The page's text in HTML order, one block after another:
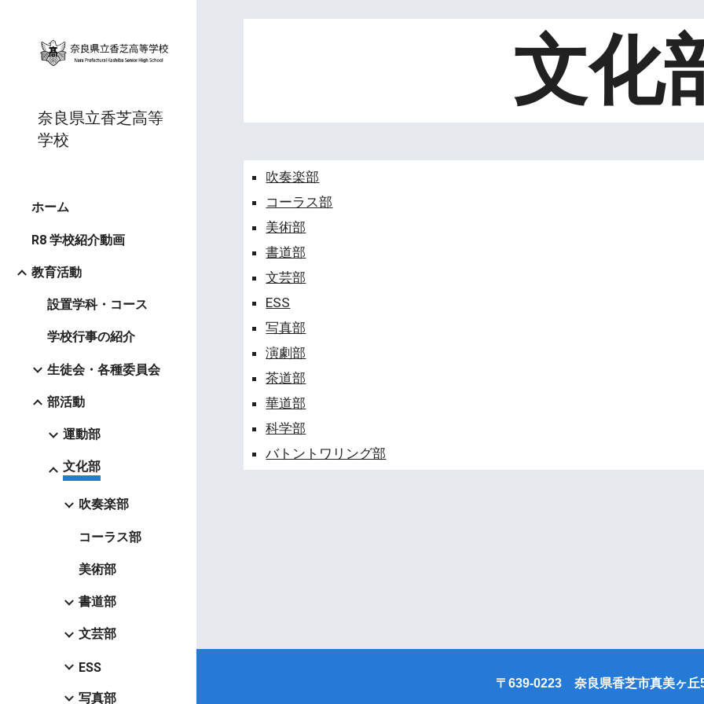
Skip to
奈良県立香芝高等
学校
ホーム
R8 学校紹介動画
教育活動
設置学科・コース
学校行事の紹介
生徒会・各種委員会
部活動
運動部
文化部
吹奏楽部
コーラス部
美術部
書道部
文芸部
ESS
写真部
文化
吹奏楽部
コーラス部
美術部
書道部
文芸部
ESS
写真部
演劇部
茶道部
華道部
科学部
バトントワリング部
〒639-0223 奈良県香芝市真美ヶ丘